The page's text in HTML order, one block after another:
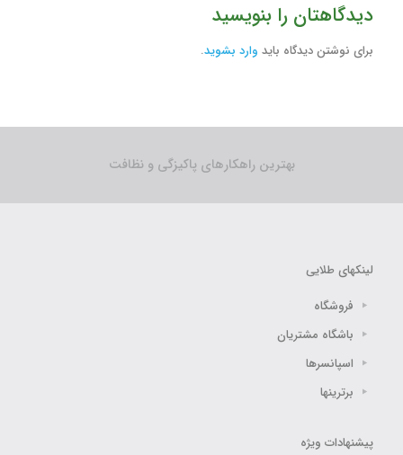
دیدگاهتان را بنویسید
برای نوشتن دیدگاه باید وارد بشوید.
بهترین راهکارهای پاکیزگی و نظافت
لینکهای طلایی
فروشگاه
باشگاه مشتریان
اسپانسرها
برترینها
پیشنهادات ویژه